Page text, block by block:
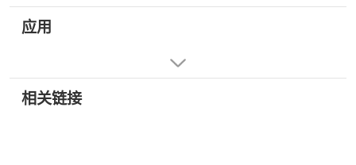
应用
相关链接